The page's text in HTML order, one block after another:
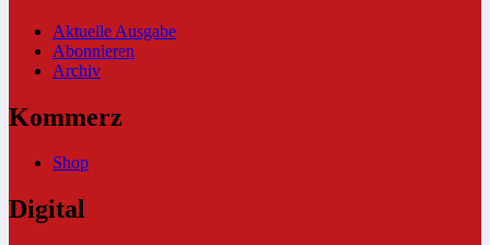
Aktuelle Ausgabe
Abonnieren
Archiv
Kommerz
Shop
Digital